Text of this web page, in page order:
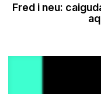
Fred i neu: